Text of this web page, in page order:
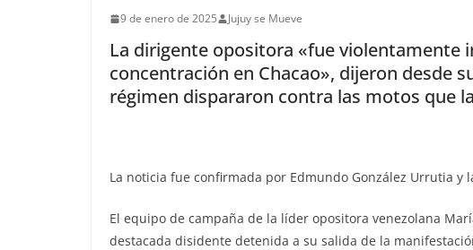
9 de enero de 2025 Jujuy se Mueve
La dirigente opositora «fue violentamente
concentración en Chacao», dijeron desde
régimen dispararon contra las motos que
La noticia fue confirmada por Edmundo González Urrutia y
El equipo de campaña de la líder opositora venezolana
destacada disidente detenida a su salida de la